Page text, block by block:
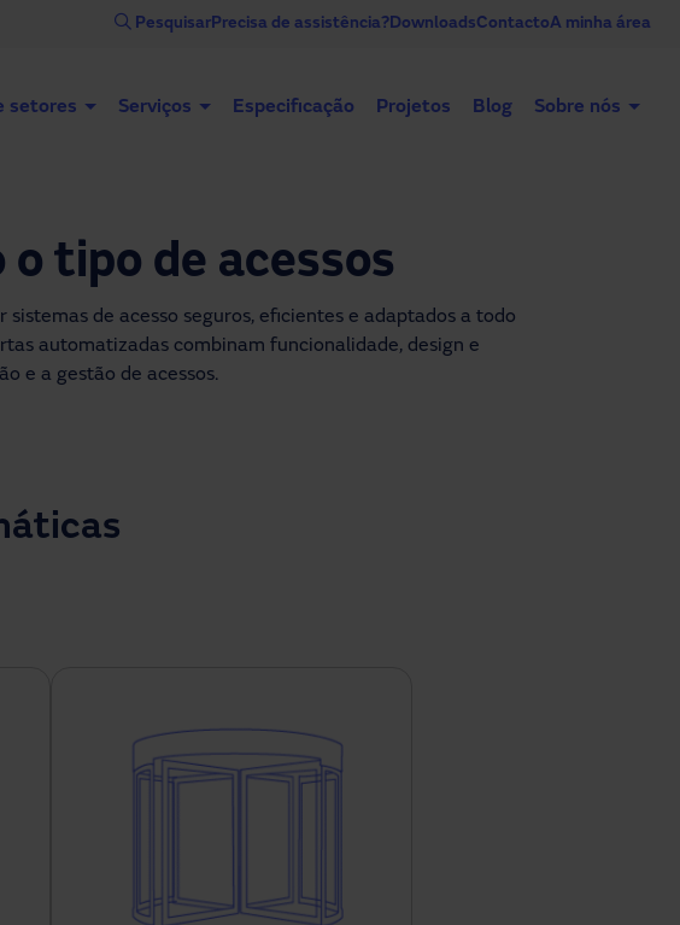
PesquisarPrecisa de assistência?DownloadsContactoA minha área
setores Serviços Especificação Projetos Blog Sobre nós
tipo de acessos
de acesso seguros, eficientes e adaptados a todo
automatizadas combinam funcionalidade, design e
e a gestão de acessos.